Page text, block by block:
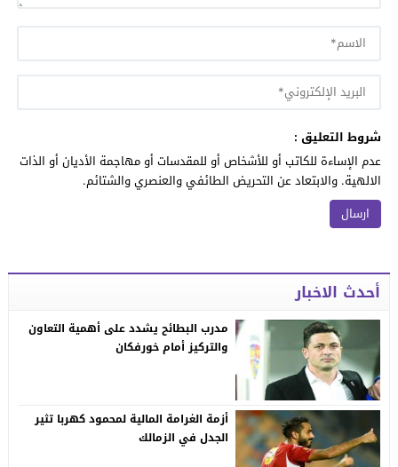
شروط التعليق :
عدم الإساءة للكاتب أو للأشخاص أو للمقدسات أو مهاجمة الأديان أو الذات
الالهية. والابتعاد عن التحريض الطائفي والعنصري والشتائم.
أحدث الاخبار
مدرب البطائح يشدد على أهمية التعاون
والتركيز أمام خورفكان
أزمة الغرامة المالية لمحمود كهربا تثير
الجدل في الزمالك